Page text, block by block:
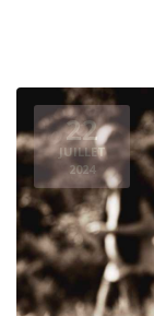
22
JUILLET
2024